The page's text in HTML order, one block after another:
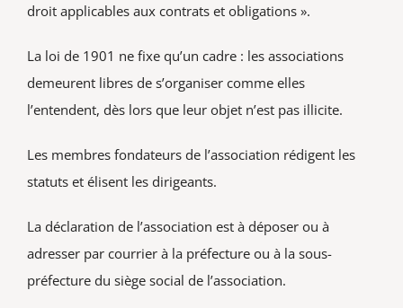
droit applicables aux contrats et obligations ».
La loi de 1901 ne fixe qu’un cadre : les associations
demeurent libres de s’organiser comme elles
l’entendent, dès lors que leur objet n’est pas illicite.
Les membres fondateurs de l’association rédigent les
statuts et élisent les dirigeants.
La déclaration de l’association est à déposer ou à
adresser par courrier à la préfecture ou à la sous-
préfecture du siège social de l’association.